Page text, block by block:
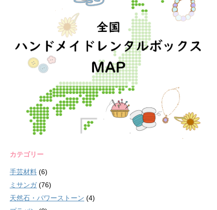
カテゴリー
手芸材料 (6)
ミサンガ(76)
天然石・パワーストーン (4)